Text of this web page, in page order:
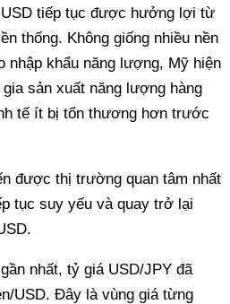
USD tiếp tục được hưởng lợi từ
thống. Không giống nhiều nền
nhập khẩu năng lượng, Mỹ hiện
sản xuất năng lượng hàng
tế ít bị tổn thương hơn trước
được thị trường quan tâm nhất
tục suy yếu và quay trở lại
nhất, tỷ giá USD/JPY đã
USD. Đây là vùng giá từng